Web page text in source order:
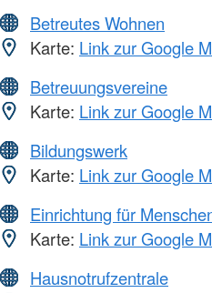
Betreutes Wohnen
Karte: Link zur Google
Betreuungsvereine
Karte: Link zur Google
Bildungswerk
Karte: Link zur Google
Einrichtung für
Karte: Link zur Google
Hausnotrufzentrale